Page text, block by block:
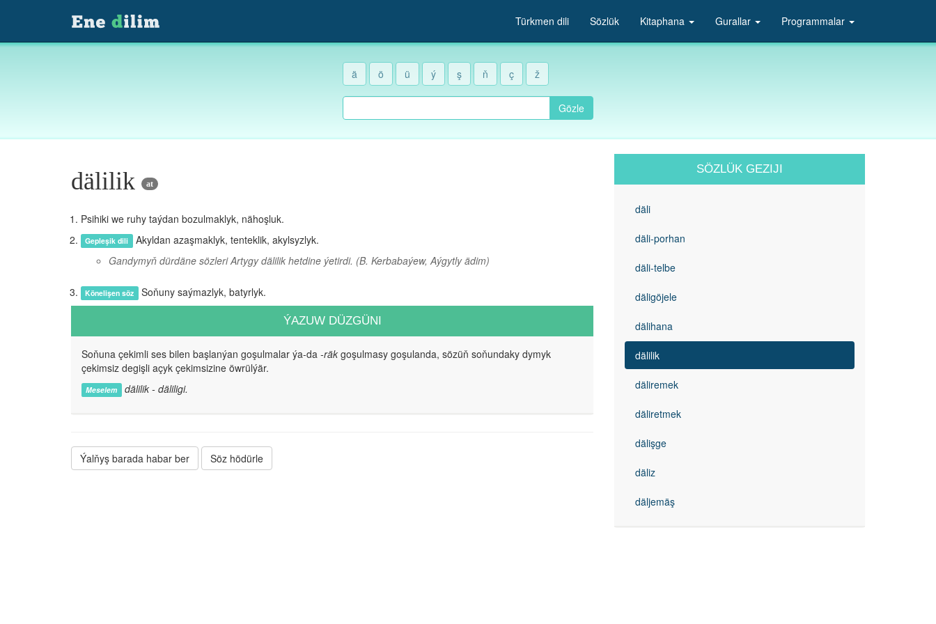
Türkmen dili Sözlük Kitaphana Gurallar Programmalar
ä ö ü ý ş ň ç ž
Gözle
dälilik at
Psihiki we ruhy taýdan bozulmaklyk, nähoşluk.
Gepleşik dili Akyldan azaşmaklyk, tenteklik, akylsyzlyk.
Gandymyň dürdäne sözleri Artygy dälilik hetdine ýetirdi. (B. Kerbabaýew, Aýgytly ädim)
Könelişen söz Soňuny saýmazlyk, batyrlyk.
ÝAZUW DÜZGÜNI
Soňuna çekimli ses bilen başlanýan goşulmalar ýa-da -räk goşulmasy goşulanda, sözüň soňundaky dymyk
çekimsiz degişli açyk çekimsizine öwrülýär.
Meselem dälilik - däliligi.
Ýalňyş barada habar ber Söz hödürle
SÖZLÜK GEZIJI
däli
däli-porhan
däli-telbe
däligöjele
dälihana
dälilik
däliremek
däliretmek
dälişge
däliz
däljemäş